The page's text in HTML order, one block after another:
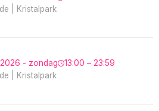
| Kristalpark
- zondag
13:00 – 23:59
| Kristalpark